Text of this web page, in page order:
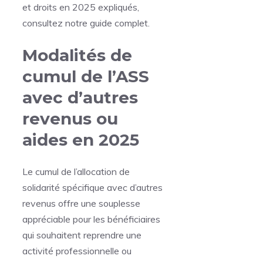
et droits en 2025 expliqués,
consultez notre guide complet.
Modalités de
cumul de l’ASS
avec d’autres
revenus ou
aides en 2025
Le cumul de l’allocation de
solidarité spécifique avec d’autres
revenus offre une souplesse
appréciable pour les bénéficiaires
qui souhaitent reprendre une
activité professionnelle ou